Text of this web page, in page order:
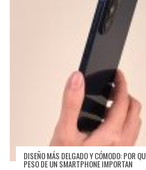
DISEÑO MÁS DELGADO Y CÓMODO: POR
PESO DE UN SMARTPHONE IMPORTAN